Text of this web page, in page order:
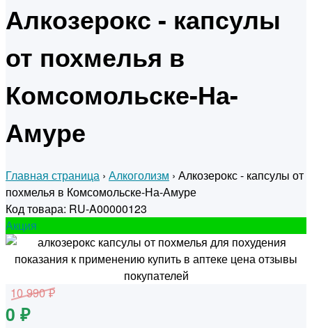
Алкозерокс - капсулы
от похмелья в
Комсомольске-На-
Амуре
Главная страница › Алкоголизм › Алкозерокс - капсулы от
похмелья в Комсомольске-На-Амуре
Код товара: RU-A00000123
Акция
10 990 ₽
0 ₽